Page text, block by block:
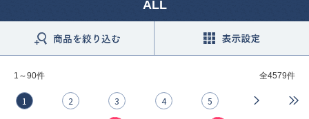
ALL
1～90件 全4579件
1 2 3 4 5